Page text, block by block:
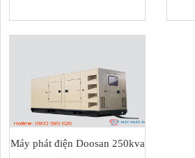
Máy phát điện Doosan 250kva